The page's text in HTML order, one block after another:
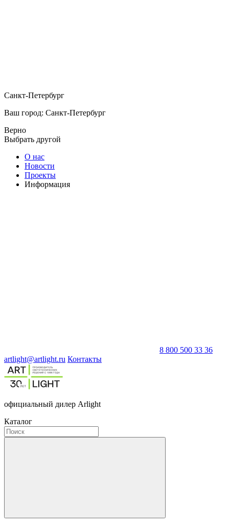
Санкт-Петербург
Ваш город: Санкт-Петербург
Верно
Выбрать другой
О нас
Новости
Проекты
Информация
8 800 500 33 36
artlight@artlight.ru Контакты
официальный дилер Arlight
Каталог